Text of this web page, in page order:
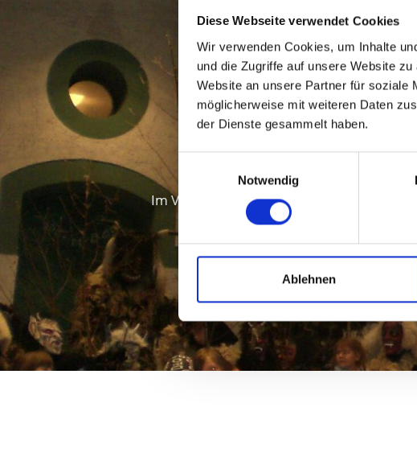
Diese Webseite verwendet Cookies
Wir verwenden Cookies, um Inhalte
und die Zugriffe auf unsere Website
Website an unsere Partner für soziale
möglicherweise mit weiteren Daten
der Dienste gesammelt haben.
Notwendig
Ablehnen
Im Vinschgau und vor allem in der
der Unterwelt – bis heute in seiner